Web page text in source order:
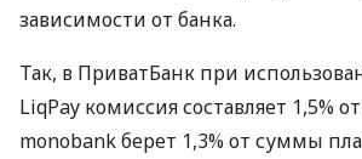
зависимости от банка.
Так, в ПриватБанк при
LiqPay комиссия составляет 1,5%
monobank берет 1,3% от суммы